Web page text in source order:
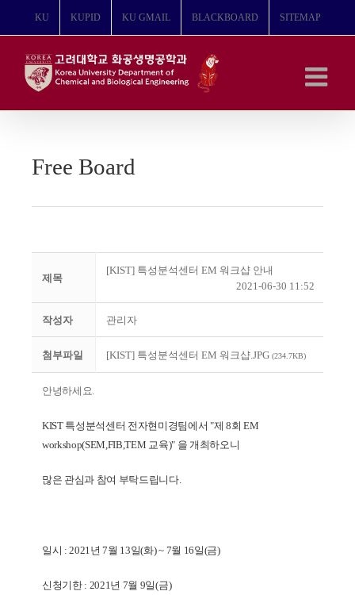
뛰
KU KUPID KU GMAIL BLACKBOARD SITEMAP
Free Board
제목
[KIST] 특성분석센터 EM 워크샵 안내
2021-06-30 11:52
작성자 관리자
첨부파일 [KIST] 특성분석센터 EM 워크샵.JPG (234.7KB)
안녕하세요.
KIST 특성분석센터 전자현미경팀에서 "제 8회 EM
workshop(SEM,FIB,TEM 교육)" 을 개최하오니
많은 관심과 참여 부탁드립니다.
일시 : 2021년 7월 13일(화) ~ 7월 16일(금)
신청기한 : 2021년 7월 9일(금)